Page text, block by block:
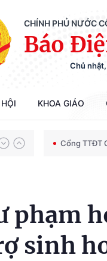
CHÍNH PHỦ NƯỚC
Báo
Chủ
KHOA GIÁO
Cổng TTĐT
phạm
sinh